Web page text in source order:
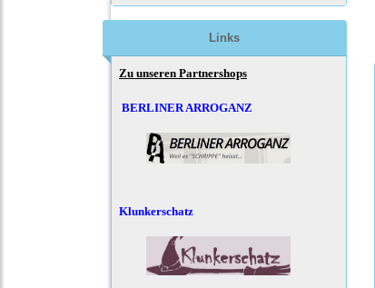
Links
Zu unseren Partnershops
BERLINER ARROGANZ
Klunkerschatz